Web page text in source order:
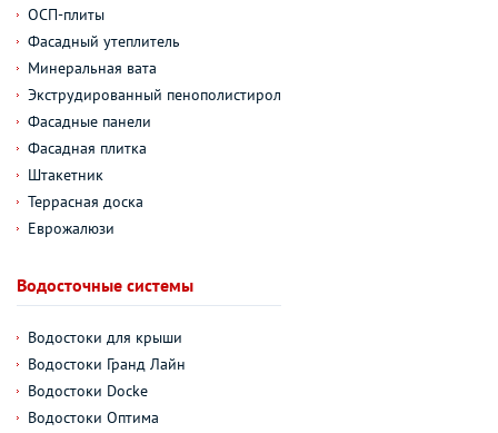
ОСП-плиты
Фасадный утеплитель
Минеральная вата
Экструдированный пенополистирол
Фасадные панели
Фасадная плитка
Штакетник
Террасная доска
Еврожалюзи
Водосточные системы
Водостоки для крыши
Водостоки Гранд Лайн
Водостоки Docke
Водостоки Оптима